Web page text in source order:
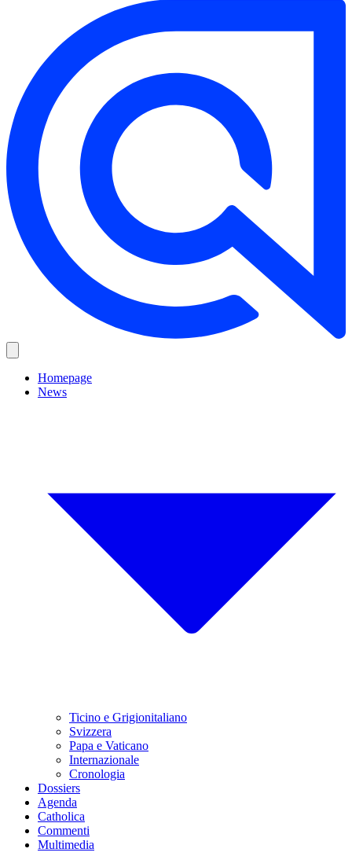
Homepage
News
Ticino e Grigionitaliano
Svizzera
Papa e Vaticano
Internazionale
Cronologia
Dossiers
Agenda
Catholica
Commenti
Multimedia